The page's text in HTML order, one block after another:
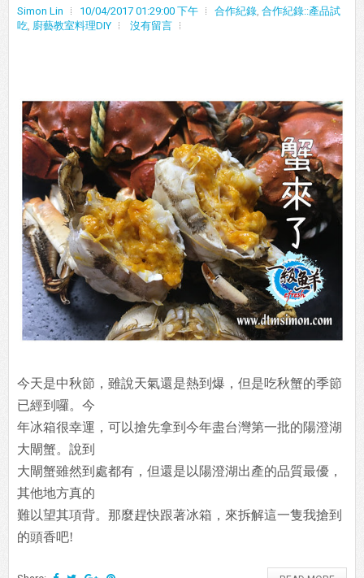
Simon Lin 10/04/2017 01:29:00 下午 合作紀錄 合作紀錄::產品試
吃 廚藝教室料理DIY 沒有留言
今天是中秋節，雖說天氣還是熱到爆，但是吃秋蟹的季節
已經到囉。今
年冰箱很幸運，可以搶先拿到今年盡台灣第一批的陽澄湖
大閘蟹。說到
大閘蟹雖然到處都有，但還是以陽澄湖出產的品質最優，
其他地方真的
難以望其項背。那麼趕快跟著冰箱，來拆解這一隻我搶到
的頭香吧!